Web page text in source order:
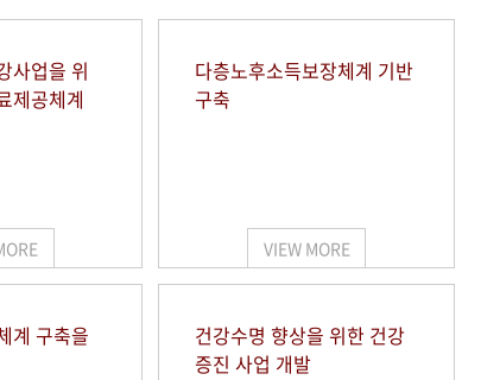
사업을 위
제공체계
다층노후소득보장체계 기반
구축
VIEW MORE
계 구축을
건강수명 향상을 위한 건강
증진 사업 개발